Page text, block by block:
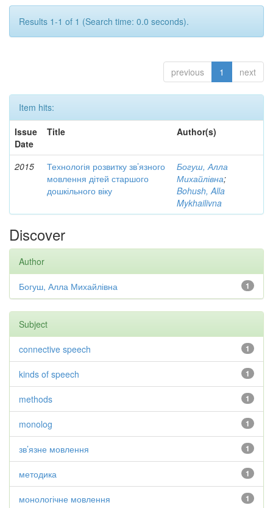
Results 1-1 of 1 (Search time: 0.0 seconds).
previous 1 next
Item hits:
Issue
Date
Title Author(s)
2015
Технологія розвитку зв’язного
мовлення дітей старшого
дошкільного віку
Богуш, Алла
Михайлівна;
Bohush, Alla
Mykhailivna
Discover
Author
1
Богуш, Алла Михайлівна
Subject
1
connective speech
1
kinds of speech
1
methods
1
monolog
1
зв’язне мовлення
1
методика
1
монологічне мовлення